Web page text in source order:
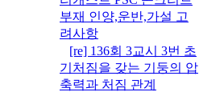
부재 인양,운반,가설 고
려사항
[re] 136회 3교시 3번 초
기처짐을 갖는 기둥의 압
축력과 처짐 관계